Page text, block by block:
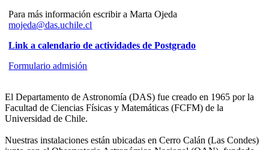
Para más información escribir a Marta Ojeda
mojeda@das.uchile.cl
Link a calendario de actividades de Postgrado
Formulario admisión
El Departamento de Astronomía (DAS) fue creado en 1965 por la
Facultad de Ciencias Físicas y Matemáticas (FCFM) de la
Universidad de Chile.
Nuestras instalaciones están ubicadas en Cerro Calán (Las Condes)